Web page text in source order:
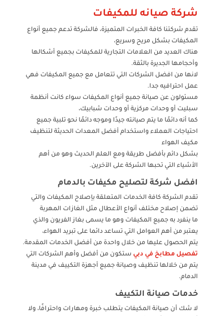
شركة صيانه للمكيفات
تقدم شركتنا كافة الخبرات المتميزة، فالشركة تدعم جميع أنواع
المكيفات بشكل مريح وسريع،
هناك العديد من العلامات التجارية للمكيفات بجميع أشكالها
وأحجامها الجديرة بالثقة.
لانها من افضل الشركات التي تتعامل مع جميع المكيفات فهي
عمل احترافيه جدا.
مسئولون عن صيانة جميع أنواع المكيفات سواء كانت أنظمة
سبليت أو وحدات مركزية أو وحدات شبابيك،
كما أنه دائمًا ما يتم صيانته جيدًا وموجه دائمًا نحو تلبية جميع
احتياجات العملاء واستخدام أفضل المعدات الحديثة لتنظيف
مكيف الهواء
بشكل دائم بأفضل طريقة ومع العلم الحديث وهو من أهم
الأشياء التي تحبها الشركة على الآخرين.
افضل شركة لتصليح مكيفات بالدمام
تقدم الشركة كافة الخدمات المتعلقة بإصلاح المكيفات والتي
تضمن إصلاح مختلف أنواع الأعطال مثل الغازات المهربة
ما ينفرد به جميع المكيفات وهو ما يسمى بغاز الفريون والذي
يعتبر من أهم العوامل التي تساعد دائما على تبريد الهواء،
يتم الحصول عليها من خلال واحدة من أفضل الخدمات المقدمة.
تفصيل مطابخ في دبي ستكون من أفضل وأهم الشركات التي
يتم من خلالها تنظيف وصيانة جميع أجهزة التكييف في مدينة
الدمام.
خدمات صيانة التكييف
لا شك أن صيانة المكيفات يتطلب خبرة ومهارات واحترافًا، ولا